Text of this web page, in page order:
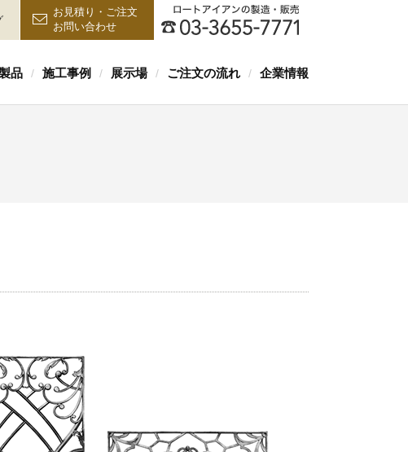
お見積り・ご注文
お問い合わせ
品 / 施工事例 / 展示場 / ご注文の流れ / 企業情報